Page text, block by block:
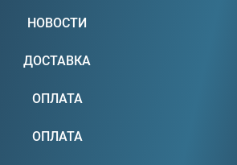
НОВОСТИ
ДОСТАВКА
ОПЛАТА
ОПЛАТА